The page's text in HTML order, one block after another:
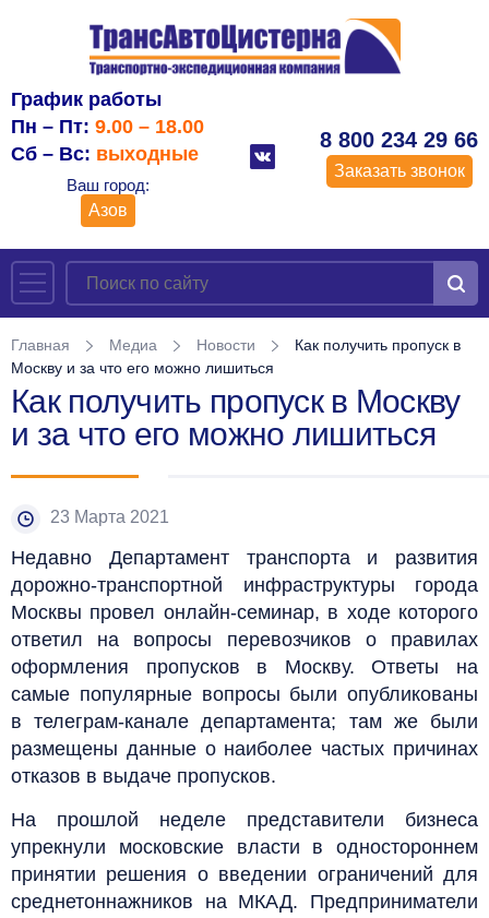
График работы
Пн – Пт: 9.00 – 18.00
Сб – Вс: выходные
Ваш город:
Азов
8 800 234 29 66
Заказать звонок
Главная Медиа Новости
Как получить пропуск в
Москву и за что его можно лишиться
Как получить пропуск в Москву
и за что его можно лишиться
23 Марта 2021
Недавно Департамент транспорта и развития
дорожно-транспортной инфраструктуры города
Москвы провел онлайн-семинар, в ходе которого
ответил на вопросы перевозчиков о правилах
оформления пропусков в Москву. Ответы на
самые популярные вопросы были опубликованы
в телеграм-канале департамента; там же были
размещены данные о наиболее частых причинах
отказов в выдаче пропусков.
На прошлой неделе представители бизнеса
упрекнули московские власти в одностороннем
принятии решения о введении ограничений для
среднетоннажников на МКАД. Предприниматели